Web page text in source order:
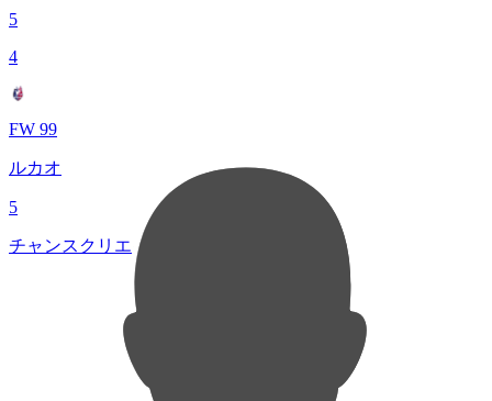
5
4
FW 99
ルカオ
5
チャンスクリエイト総数